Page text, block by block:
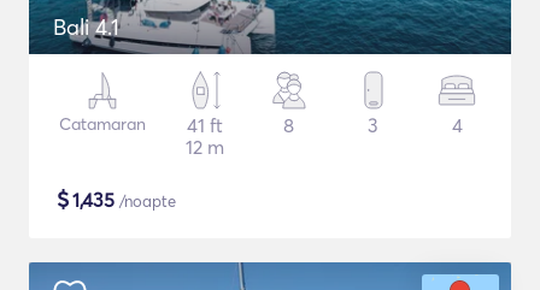
Bali 4.1
Catamaran
41 ft
12 m
8 3 4
$1,435 /noapte